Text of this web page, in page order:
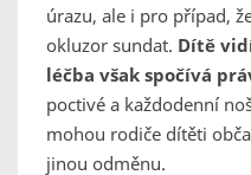
úrazu, ale i pro případ,
okluzor sundat. Dítě
léčba však spočívá
poctivé a každodenní
mohou rodiče dítěti
jinou odměnu.